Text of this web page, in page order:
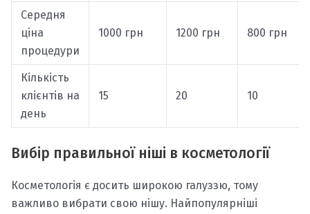
Середня
ціна
процедури
1000 грн 1200 грн 800 грн
Кількість
клієнтів на
день
15 20 10
Вибір правильної ніші в косметології
Косметологія є досить широкою галуззю, тому
важливо вибрати свою нішу. Найпопулярніші